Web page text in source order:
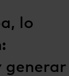
lo
generar